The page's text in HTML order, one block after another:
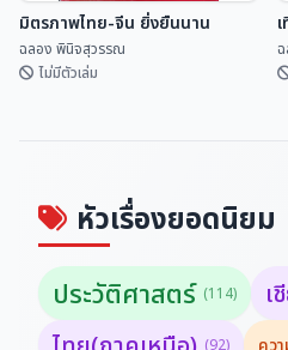
ฉลอง พินิจสุวรรณ
มิตรภาพไทย-จีน ยิ่งยืนนาน
ฉลอง พินิจสุวรรณ
ไม่มีตัวเล่ม
หัวเรื่องยอดนิยม
ประวัติศาสตร์ (114) เ
(92) คว